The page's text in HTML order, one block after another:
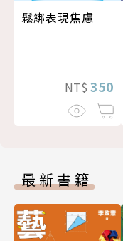
鬆綁表現焦慮
NT$ 350
最新書籍